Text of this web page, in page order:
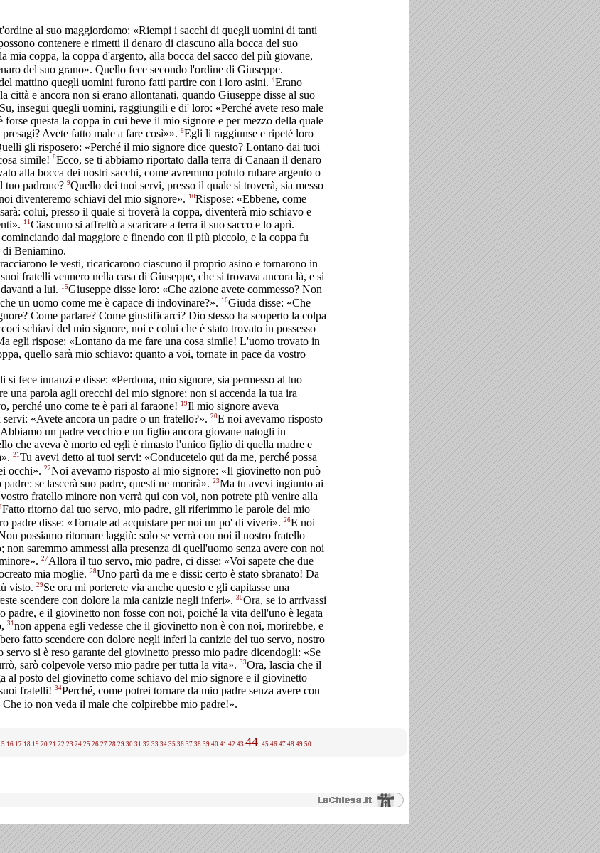
al suo maggiordomo: «Riempi i sacchi di quegli uomini di tanti
contenere e rimetti il denaro di ciascuno alla bocca del suo
mia coppa, la coppa d'argento, alla bocca del sacco del più giovane,
del suo grano». Quello fece secondo l'ordine di Giuseppe.
mattino quegli uomini furono fatti partire con i loro asini. 4Erano
città e ancora non si erano allontanati, quando Giuseppe disse al suo
insegui quegli uomini, raggiungili e di' loro: «Perché avete reso male
forse questa la coppa in cui beve il mio signore e per mezzo della quale
Avete fatto male a fare così»». 6Egli li raggiunse e ripeté loro
gli risposero: «Perché il mio signore dice questo? Lontano dai tuoi
simile! 8Ecco, se ti abbiamo riportato dalla terra di Canaan il denaro
alla bocca dei nostri sacchi, come avremmo potuto rubare argento o
tuo padrone? 9Quello dei tuoi servi, presso il quale si troverà, sia messo
diventeremo schiavi del mio signore». 10Rispose: «Ebbene, come
colui, presso il quale si troverà la coppa, diventerà mio schiavo e
11 Ciascuno si affrettò a scaricare a terra il suo sacco e lo aprì.
dal maggiore e finendo con il più piccolo, e la coppa fu
di Beniamino.
le vesti, ricaricarono ciascuno il proprio asino e tornarono in
fratelli vennero nella casa di Giuseppe, che si trovava ancora là, e si
a lui. 15Giuseppe disse loro: «Che azione avete commesso? Non
un uomo come me è capace di indovinare?». 16Giuda disse: «Che
Come parlare? Come giustificarci? Dio stesso ha scoperto la colpa
schiavi del mio signore, noi e colui che è stato trovato in possesso
egli rispose: «Lontano da me fare una cosa simile! L'uomo trovato in
quello sarà mio schiavo: quanto a voi, tornate in pace da vostro
si fece innanzi e disse: «Perdona, mio signore, sia permesso al tuo
una parola agli orecchi del mio signore; non si accenda la tua ira
perché uno come te è pari al faraone! 19Il mio signore aveva
«Avete ancora un padre o un fratello?». 20E noi avevamo risposto
un padre vecchio e un figlio ancora giovane natogli in
che aveva è morto ed egli è rimasto l'unico figlio di quella madre e
21Tu avevi detto ai tuoi servi: «Conducetelo qui da me, perché possa
occhi». 22Noi avevamo risposto al mio signore: «Il giovinetto non può
padre: se lascerà suo padre, questi ne morirà». 23Ma tu avevi ingiunto ai
fratello minore non verrà qui con voi, non potrete più venire alla
Fatto ritorno dal tuo servo, mio padre, gli riferimmo le parole del mio
padre disse: «Tornate ad acquistare per noi un po' di viveri». 26E noi
possiamo ritornare laggiù: solo se verrà con noi il nostro fratello
non saremmo ammessi alla presenza di quell'uomo senza avere con noi
27Allora il tuo servo, mio padre, ci disse: «Voi sapete che due
mia moglie. 28Uno partì da me e dissi: certo è stato sbranato! Da
visto. 29Se ora mi porterete via anche questo e gli capitasse una
scendere con dolore la mia canizie negli inferi». 30Ora, se io arrivassi
padre, e il giovinetto non fosse con noi, poiché la vita dell'uno è legata
31non appena egli vedesse che il giovinetto non è con noi, morirebbe, e
fatto scendere con dolore negli inferi la canizie del tuo servo, nostro
servo si è reso garante del giovinetto presso mio padre dicendogli: «Se
sarò colpevole verso mio padre per tutta la vita». 33Ora, lascia che il
al posto del giovinetto come schiavo del mio signore e il giovinetto
fratelli! 34Perché, come potrei tornare da mio padre senza avere con
io non veda il male che colpirebbe mio padre!».
16 17 18 19 20 21 22 23 24 25 26 27 28 29 30 31 32 33 34 35 36 37 38 39 40 41 42 43 44 45 46 47 48 49 50